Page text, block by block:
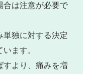
合は注意が必要で
単独に対する決定
ます。
すより、痛みを増